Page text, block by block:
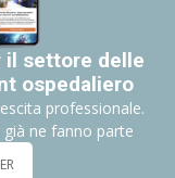
il settore delle
ospedaliero
professionale.
ne fanno parte